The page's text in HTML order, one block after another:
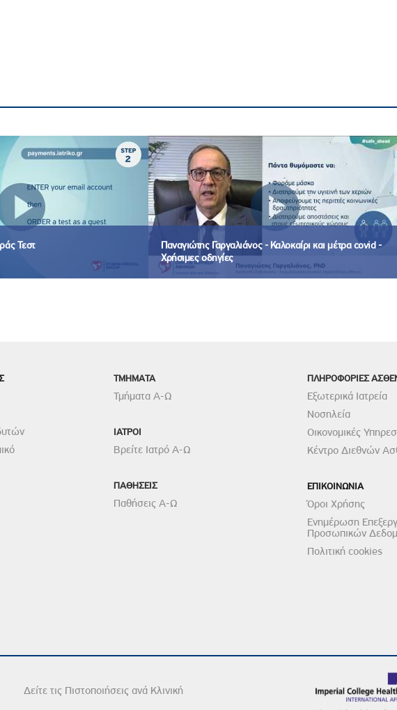
Τεστ
Παναγιώτης Γαργαλιάνος - Καλοκαίρι και μέτρα covid -
Χρήσιμες οδηγίες
TMHMATA
Τμήματα Α-Ω
ΙΑΤΡΟΙ
Βρείτε Ιατρό Α-Ω
ΠΑΘΗΣΕΙΣ
Παθήσεις Α-Ω
ΠΛΗΡΟΦΟΡΙΕΣ
Εξωτερικά Ιατρεία
Νοσηλεία
Οικονομικές
Κέντρο Διεθνών
ΕΠΙΚΟΙΝΩΝΙΑ
Όροι Χρήσης
Ενημέρωση
Προσωπικών
Πολιτική cookies
Δείτε τις Πιστοποιήσεις ανά Κλινική